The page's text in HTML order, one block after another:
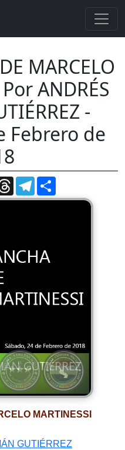
MARCELO
ANDRÉS
-
Febrero de
ThreadsTelegram
MARTINESSI
GUTIÉRREZ